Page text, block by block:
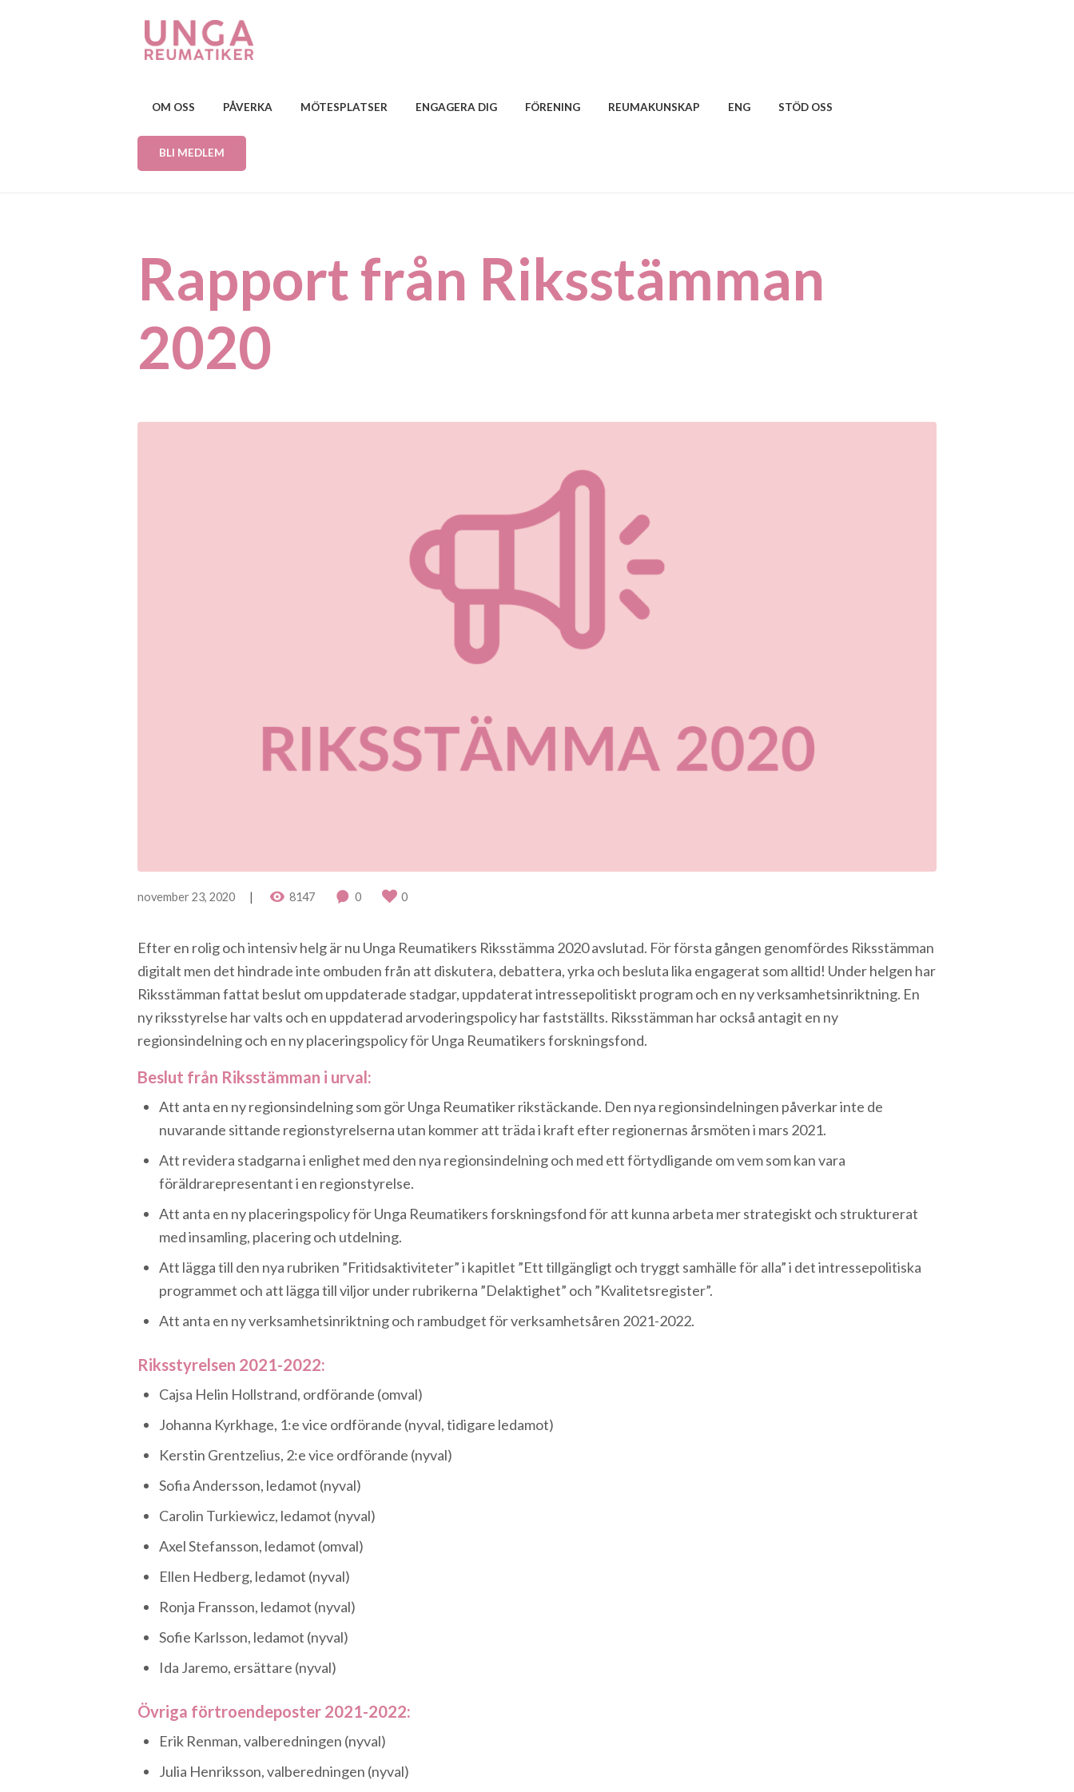
OM OSS PÅVERKA MÖTESPLATSER ENGAGERA DIG FÖRENING REUMAKUNSKAP ENG STÖD OSS
BLI MEDLEM
Rapport från Riksstämman
2020
november 23, 2020 8147 0 0
Efter en rolig och intensiv helg är nu Unga Reumatikers Riksstämma 2020 avslutad. För första gången genomfördes Riksstämman
digitalt men det hindrade inte ombuden från att diskutera, debattera, yrka och besluta lika engagerat som alltid! Under helgen har
Riksstämman fattat beslut om uppdaterade stadgar, uppdaterat intressepolitiskt program och en ny verksamhetsinriktning. En
ny riksstyrelse har valts och en uppdaterad arvoderingspolicy har fastställts. Riksstämman har också antagit en ny
regionsindelning och en ny placeringspolicy för Unga Reumatikers forskningsfond.
Beslut från Riksstämman i urval:
Att anta en ny regionsindelning som gör Unga Reumatiker rikstäckande. Den nya regionsindelningen påverkar inte de
nuvarande sittande regionstyrelserna utan kommer att träda i kraft efter regionernas årsmöten i mars 2021.
Att revidera stadgarna i enlighet med den nya regionsindelning och med ett förtydligande om vem som kan vara
föräldrarepresentant i en regionstyrelse.
Att anta en ny placeringspolicy för Unga Reumatikers forskningsfond för att kunna arbeta mer strategiskt och strukturerat
med insamling, placering och utdelning.
Att lägga till den nya rubriken ”Fritidsaktiviteter” i kapitlet ”Ett tillgängligt och tryggt samhälle för alla” i det intressepolitiska
programmet och att lägga till viljor under rubrikerna ”Delaktighet” och ”Kvalitetsregister”.
Att anta en ny verksamhetsinriktning och rambudget för verksamhetsåren 2021-2022.
Riksstyrelsen 2021-2022:
Cajsa Helin Hollstrand, ordförande (omval)
Johanna Kyrkhage, 1:e vice ordförande (nyval, tidigare ledamot)
Kerstin Grentzelius, 2:e vice ordförande (nyval)
Sofia Andersson, ledamot (nyval)
Carolin Turkiewicz, ledamot (nyval)
Axel Stefansson, ledamot (omval)
Ellen Hedberg, ledamot (nyval)
Ronja Fransson, ledamot (nyval)
Sofie Karlsson, ledamot (nyval)
Ida Jaremo, ersättare (nyval)
Övriga förtroendeposter 2021-2022:
Erik Renman, valberedningen (nyval)
Julia Henriksson, valberedningen (nyval)